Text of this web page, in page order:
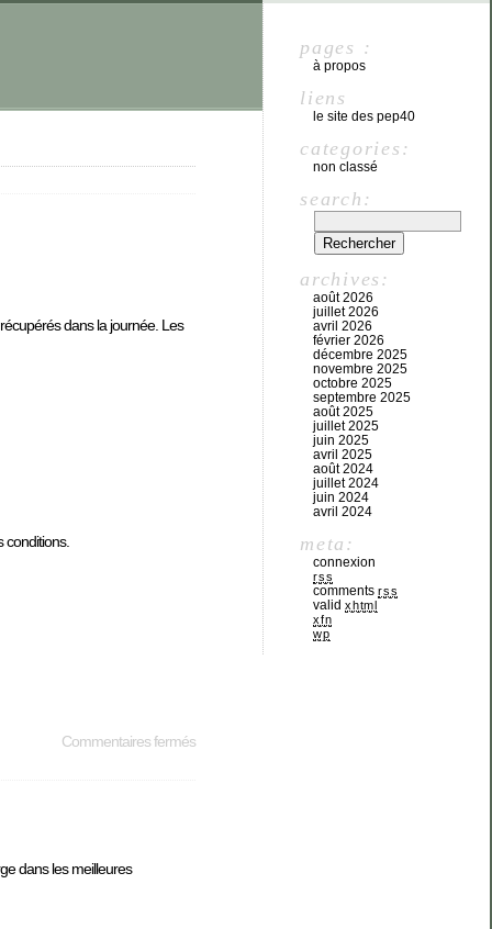
dans la journée. Les
conditions.
Commentaires fermés
dans les meilleures
pages :
à propos
liens
le site des pep40
categories:
non classé
search:
archives:
août 2026
juillet 2026
avril 2026
février 2026
décembre 2025
novembre 2025
octobre 2025
septembre 2025
août 2025
juillet 2025
juin 2025
avril 2025
août 2024
juillet 2024
juin 2024
avril 2024
meta:
connexion
rss
comments rss
valid xhtml
xfn
wp